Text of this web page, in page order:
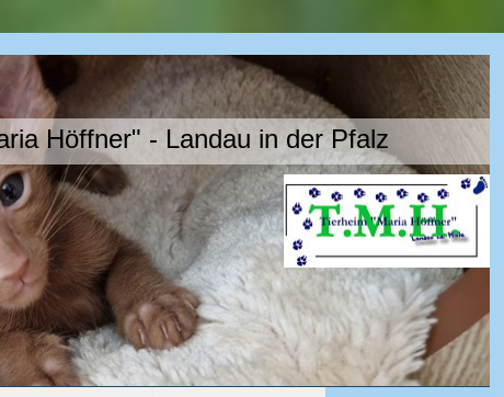
Höffner" - Landau in der Pfalz